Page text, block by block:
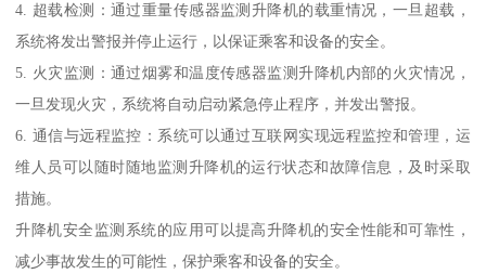
4. 超载检测：通过重量传感器监测升降机的载重情况，一旦超载，
系统将发出警报并停止运行，以保证乘客和设备的安全。
5. 火灾监测：通过烟雾和温度传感器监测升降机内部的火灾情况，
一旦发现火灾，系统将自动启动紧急停止程序，并发出警报。
6. 通信与远程监控：系统可以通过互联网实现远程监控和管理，运
维人员可以随时随地监测升降机的运行状态和故障信息，及时采取
措施。
升降机安全监测系统的应用可以提高升降机的安全性能和可靠性，
减少事故发生的可能性，保护乘客和设备的安全。